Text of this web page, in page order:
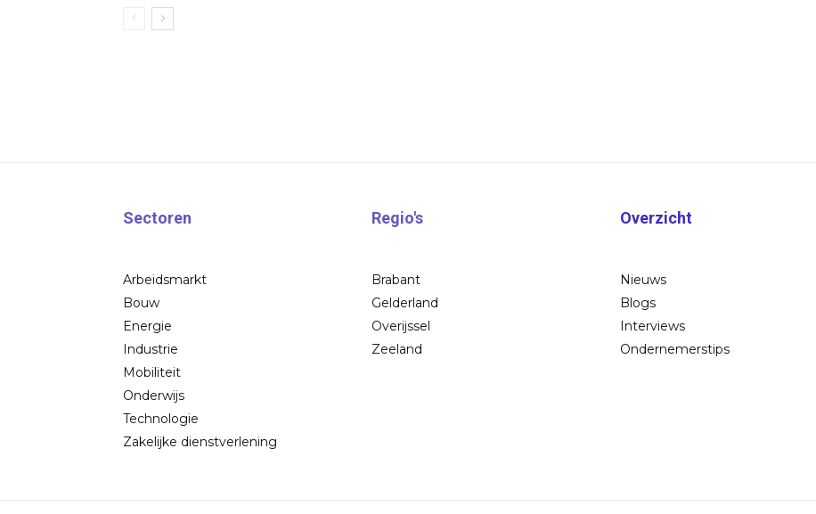
Sectoren
Arbeidsmarkt
Bouw
Energie
Industrie
Mobiliteit
Onderwijs
Technologie
Zakelijke dienstverlening
Regio's
Brabant
Gelderland
Overijssel
Zeeland
Overzicht
Nieuws
Blogs
Interviews
Ondernemerstips